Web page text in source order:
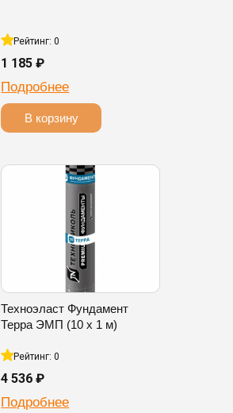
Рейтинг: 0
1 185 ₽
Подробнее
В корзину
Техноэласт Фундамент
Терра ЭМП (10 х 1 м)
Рейтинг: 0
4 536 ₽
Подробнее